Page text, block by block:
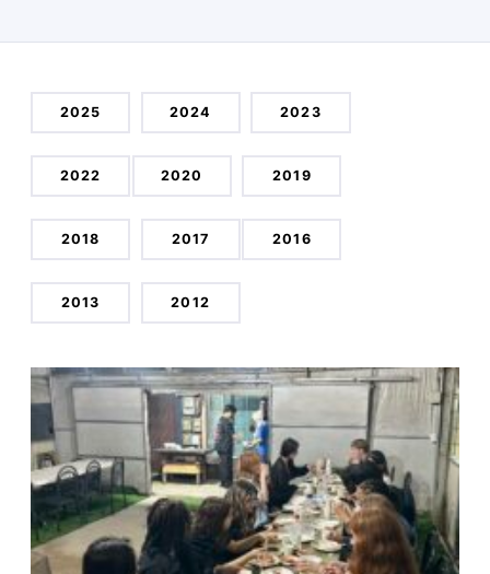
2025 2024 2023
2022 2020 2019
2018 2017 2016
2013 2012